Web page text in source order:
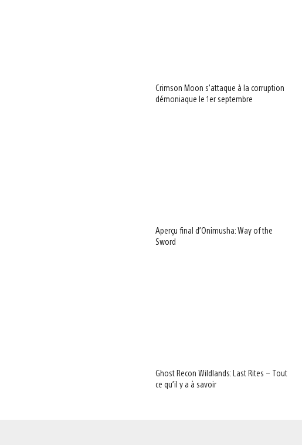
Crimson Moon s’attaque à la corruption
démoniaque le 1er septembre
Aperçu final d’Onimusha: Way of the
Sword
Ghost Recon Wildlands: Last Rites – Tout
ce qu’il y a à savoir